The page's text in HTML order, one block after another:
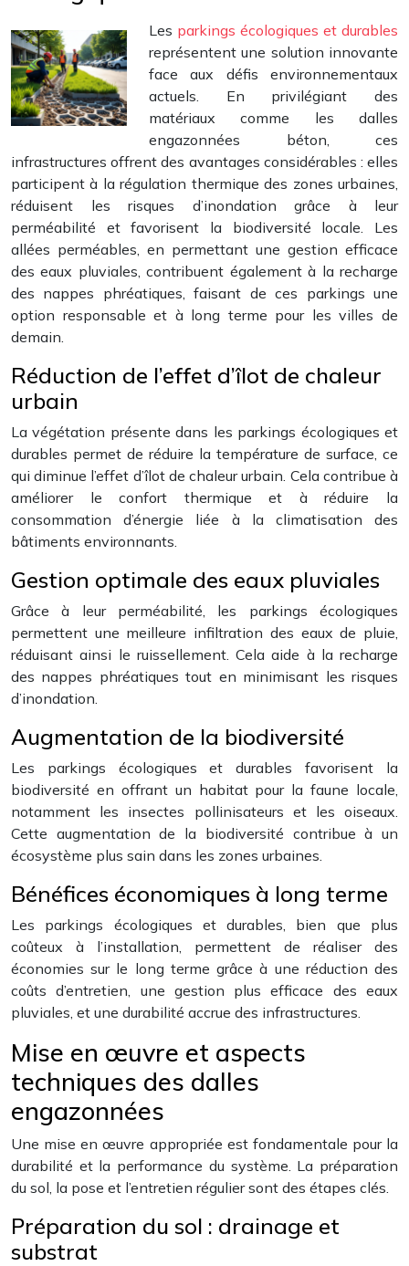
Les parkings écologiques et durables
représentent une solution innovante
face aux défis environnementaux
actuels. En privilégiant des
matériaux comme les dalles
engazonnées béton, ces
infrastructures offrent des avantages considérables : elles
participent à la régulation thermique des zones urbaines,
réduisent les risques d’inondation grâce à leur
perméabilité et favorisent la biodiversité locale. Les
allées perméables, en permettant une gestion efficace
des eaux pluviales, contribuent également à la recharge
des nappes phréatiques, faisant de ces parkings une
option responsable et à long terme pour les villes de
demain.
Réduction de l’effet d’îlot de chaleur
urbain
La végétation présente dans les parkings écologiques et
durables permet de réduire la température de surface, ce
qui diminue l’effet d’îlot de chaleur urbain. Cela contribue à
améliorer le confort thermique et à réduire la
consommation d’énergie liée à la climatisation des
bâtiments environnants.
Gestion optimale des eaux pluviales
Grâce à leur perméabilité, les parkings écologiques
permettent une meilleure infiltration des eaux de pluie,
réduisant ainsi le ruissellement. Cela aide à la recharge
des nappes phréatiques tout en minimisant les risques
d’inondation.
Augmentation de la biodiversité
Les parkings écologiques et durables favorisent la
biodiversité en offrant un habitat pour la faune locale,
notamment les insectes pollinisateurs et les oiseaux.
Cette augmentation de la biodiversité contribue à un
écosystème plus sain dans les zones urbaines.
Bénéfices économiques à long terme
Les parkings écologiques et durables, bien que plus
coûteux à l’installation, permettent de réaliser des
économies sur le long terme grâce à une réduction des
coûts d’entretien, une gestion plus efficace des eaux
pluviales, et une durabilité accrue des infrastructures.
Mise en œuvre et aspects
techniques des dalles
engazonnées
Une mise en œuvre appropriée est fondamentale pour la
durabilité et la performance du système. La préparation
du sol, la pose et l’entretien régulier sont des étapes clés.
Préparation du sol : drainage et
substrat